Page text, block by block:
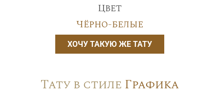
Цвет
Чёрно-белые
ХОЧУ ТАКУЮ ЖЕ ТАТУ
Тату в стиле Графика